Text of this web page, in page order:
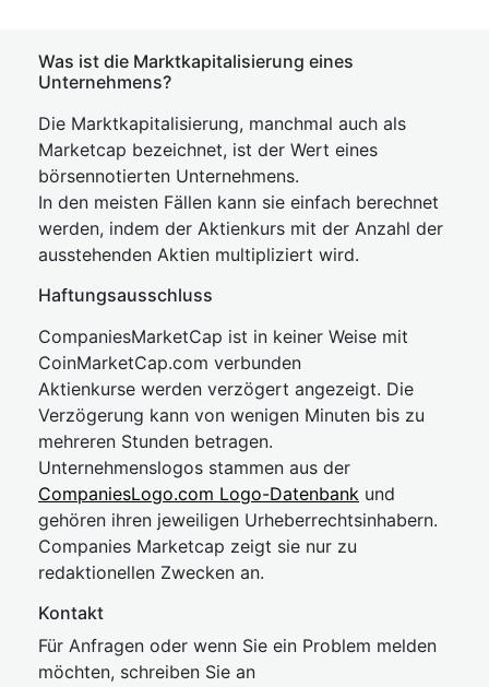
Was ist die Marktkapitalisierung eines
Unternehmens?
Die Marktkapitalisierung, manchmal auch als
Marketcap bezeichnet, ist der Wert eines
börsennotierten Unternehmens.
In den meisten Fällen kann sie einfach berechnet
werden, indem der Aktienkurs mit der Anzahl der
ausstehenden Aktien multipliziert wird.
Haftungsausschluss
CompaniesMarketCap ist in keiner Weise mit
CoinMarketCap.com verbunden
Aktienkurse werden verzögert angezeigt. Die
Verzögerung kann von wenigen Minuten bis zu
mehreren Stunden betragen.
Unternehmenslogos stammen aus der
CompaniesLogo.com Logo-Datenbank und
gehören ihren jeweiligen Urheberrechtsinhabern.
Companies Marketcap zeigt sie nur zu
redaktionellen Zwecken an.
Kontakt
Für Anfragen oder wenn Sie ein Problem melden
möchten, schreiben Sie an